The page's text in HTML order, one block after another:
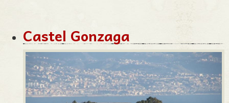
Castel Gonzaga